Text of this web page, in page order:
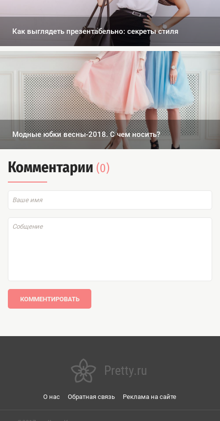
Как выглядеть презентабельно: секреты стиля
Модные юбки весны-2018. С чем носить?
Комментарии (0)
КОММЕНТИРОВАТЬ
Pretty.ru
О нас Обратная связь Реклама на сайте